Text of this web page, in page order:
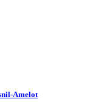
Amelot